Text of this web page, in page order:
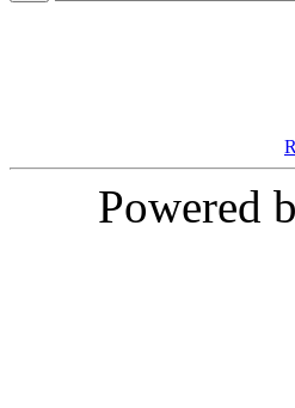
Powered